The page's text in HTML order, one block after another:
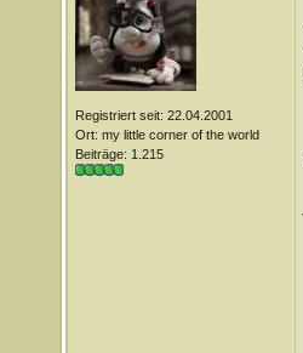
Registriert seit: 22.04.2001
Ort: my little corner of the world
Beiträge: 1.215